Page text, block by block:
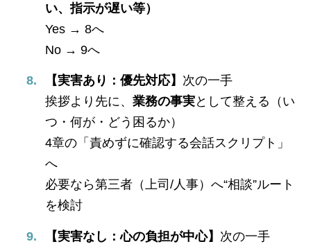
い、指示が遅い等）
Yes → 8へ
No → 9へ
【実害あり：優先対応】 次の一手
挨拶より先に、 業務の事実として整える（い
つ・何が・どう困るか）
4章の「責めずに確認する会話スクリプト」
へ
必要なら第三者（上司/人事）へ“相談”ルート
を検討
【実害なし：心の負担が中心】 次の一手